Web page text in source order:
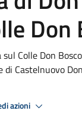
Don
Colle Don
Castelnuovo
azioni